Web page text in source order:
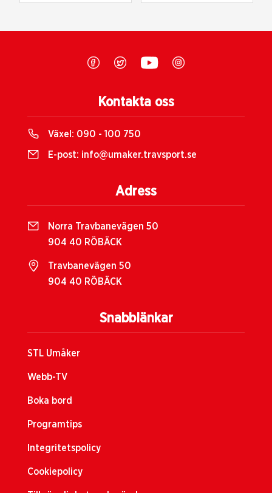
Snabblänkar
STL Umåker
Webb-TV
Boka bord
Programtips
Integritetspolicy
Cookiepolicy
Kontakta oss
Växel: 090 - 100 750
E-post: info@umaker.travsport.se
Adress
Norra Travbanevägen 50
904 40 RÖBÄCK
Travbanevägen 50
904 40 RÖBÄCK